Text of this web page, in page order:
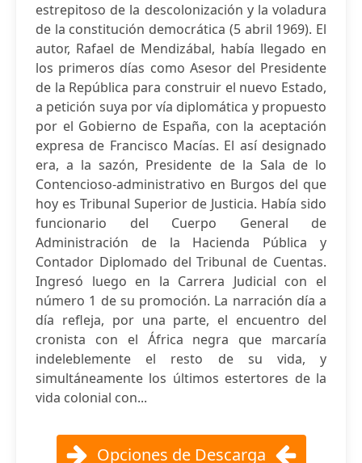
estrepitoso de la descolonización y la voladura
de la constitución democrática (5 abril 1969). El
autor, Rafael de Mendizábal, había llegado en
los primeros días como Asesor del Presidente
de la República para construir el nuevo Estado,
a petición suya por vía diplomática y propuesto
por el Gobierno de España, con la aceptación
expresa de Francisco Macías. El así designado
era, a la sazón, Presidente de la Sala de lo
Contencioso-administrativo en Burgos del que
hoy es Tribunal Superior de Justicia. Había sido
funcionario del Cuerpo General de
Administración de la Hacienda Pública y
Contador Diplomado del Tribunal de Cuentas.
Ingresó luego en la Carrera Judicial con el
número 1 de su promoción. La narración día a
día refleja, por una parte, el encuentro del
cronista con el África negra que marcaría
indeleblemente el resto de su vida, y
simultáneamente los últimos estertores de la
vida colonial con...
Opciones de Descarga